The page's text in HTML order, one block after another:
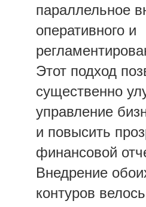
параллельное
оперативного и
Этот подход
существенно
управление
и повысить
финансовой
Внедрение
контуров